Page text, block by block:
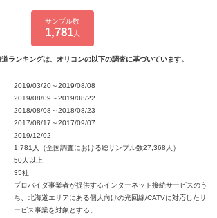
サンプル数
1,781人
ランキングは、オリコンの以下の調査に基づいています。
2019/03/20～2019/08/08
2019/08/09～2019/08/22
2018/08/08～2018/08/23
2017/08/17～2017/09/07
2019/12/02
1,781人（全国調査における総サンプル数27,368人）
50人以上
35社
プロバイダ事業者が提供するインターネット接続サービスのう
ち、北海道エリアにある個人向けの光回線/CATVに対応したサ
ービス事業を対象とする。